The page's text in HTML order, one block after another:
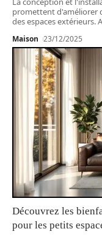
promettent d'améliorer
des espaces extérieurs.
Maison 23/12/2025
Découvrez les
pour les petits